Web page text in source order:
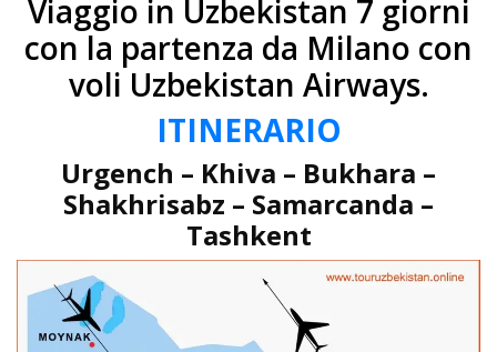
Viaggio in Uzbekistan 7 giorni
con la partenza da Milano con
voli Uzbekistan Airways.
ITINERARIO
Urgench – Khiva – Bukhara –
Shakhrisabz – Samarcanda –
Tashkent